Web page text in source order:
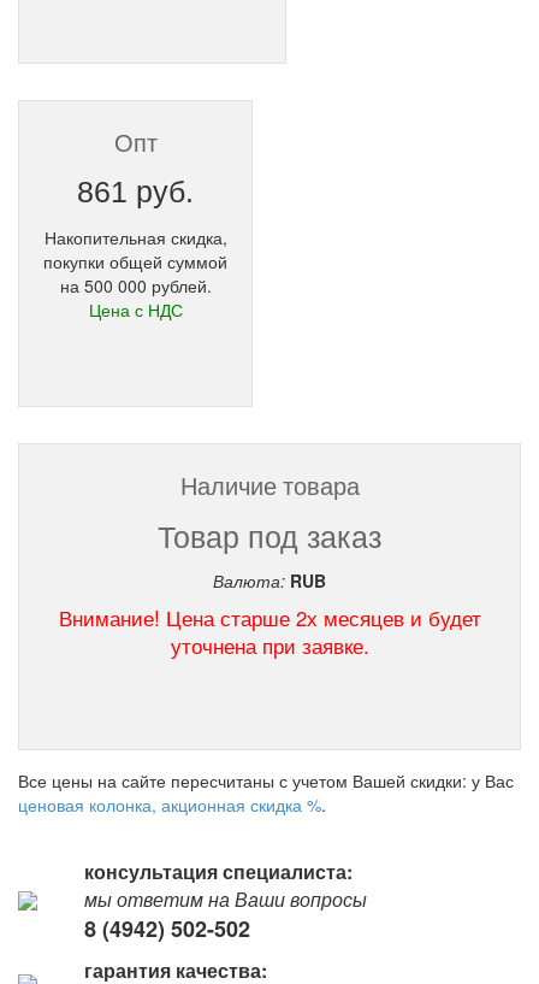
Опт
861 руб.
Накопительная скидка,
покупки общей суммой
на 500 000 рублей.
Цена с НДС
Наличие товара
Товар под заказ
Валюта: RUB
Внимание! Цена старше 2х месяцев и будет
уточнена при заявке.
Все цены на сайте пересчитаны с учетом Вашей скидки: у Вас
ценовая колонка, акционная скидка %.
консультация специалиста:
мы ответим на Ваши вопросы
8 (4942) 502-502
гарантия качества: